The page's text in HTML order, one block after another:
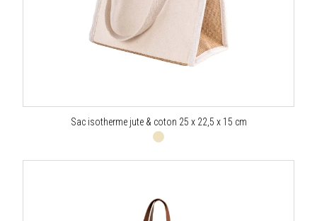
Sac isotherme jute & coton 25 x 22,5 x 15 cm